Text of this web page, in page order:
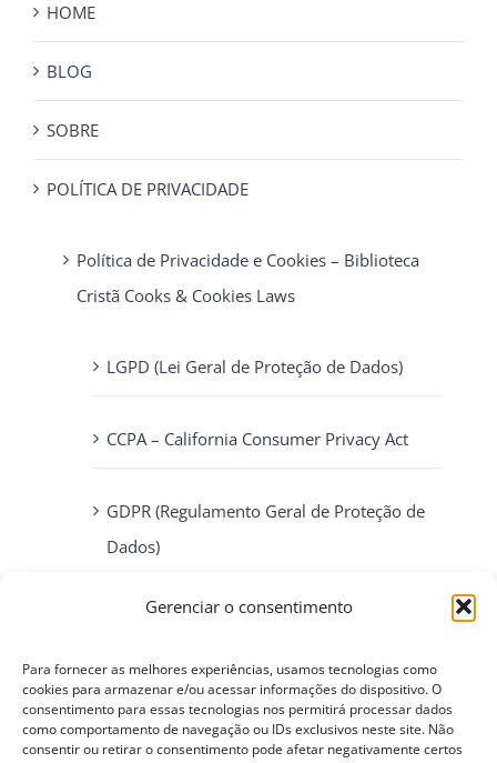
Gerenciar o consentimento
Para fornecer as melhores experiências, usamos tecnologias como
cookies para armazenar e/ou acessar informações do dispositivo. O
consentimento para essas tecnologias nos permitirá processar dados
como comportamento de navegação ou IDs exclusivos neste site. Não
consentir ou retirar o consentimento pode afetar negativamente certos
HOME
BLOG
SOBRE
POLÍTICA DE PRIVACIDADE
Política de Privacidade e Cookies – Biblioteca
Cristã Cooks & Cookies Laws
LGPD (Lei Geral de Proteção de Dados)
CCPA – California Consumer Privacy Act
GDPR (Regulamento Geral de Proteção de
Dados)
ePrivacy Directive (Diretiva ePrivacidade)
PIPEDA (Personal Information Protection
and Electronic Documents Act)